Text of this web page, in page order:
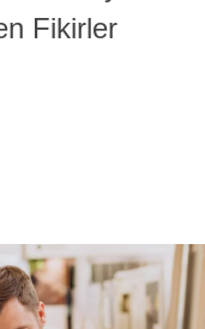
Fikirler